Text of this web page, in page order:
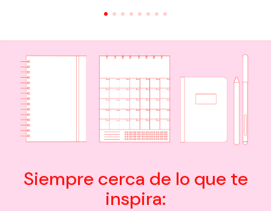
Siempre cerca de lo que te
inspira: